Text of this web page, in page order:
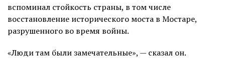
вспоминал стойкость страны, в том числе
восстановление исторического моста в Мостаре,
разрушенного во время войны.
«Люди там были замечательные», — сказал он.